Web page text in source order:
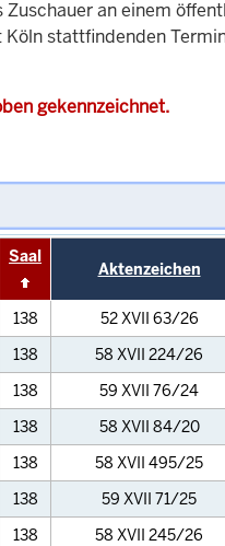
an einem
stattfindenden
gekennzeichnet.
Saal
Aktenzeichen
138 52 XVII 63/26
138 58 XVII 224/26
138 59 XVII 76/24
138 58 XVII 84/20
138 58 XVII 495/25
138 59 XVII 71/25
138 58 XVII 245/26